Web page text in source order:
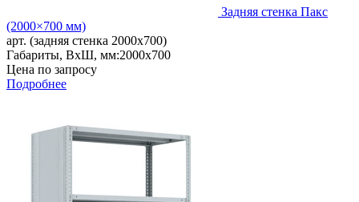
Задняя стенка Пакс
(2000×700 мм)
арт. (задняя стенка 2000x700)
Габариты, ВxШ, мм:2000x700
Цена по запросу
Подробнее